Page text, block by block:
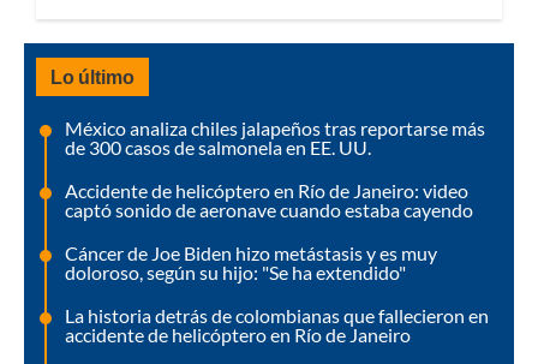
Lo último
México analiza chiles jalapeños tras reportarse más
de 300 casos de salmonela en EE. UU.
Accidente de helicóptero en Río de Janeiro: video
captó sonido de aeronave cuando estaba cayendo
Cáncer de Joe Biden hizo metástasis y es muy
doloroso, según su hijo: "Se ha extendido"
La historia detrás de colombianas que fallecieron en
accidente de helicóptero en Río de Janeiro